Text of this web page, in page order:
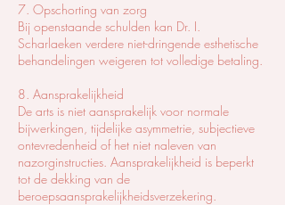
7. Opschorting van zorg
Bij openstaande schulden kan Dr. I.
Scharlaeken verdere niet-dringende esthetische
behandelingen weigeren tot volledige betaling.
8. Aansprakelijkheid
De arts is niet aansprakelijk voor normale
bijwerkingen, tijdelijke asymmetrie, subjectieve
ontevredenheid of het niet naleven van
nazorginstructies. Aansprakelijkheid is beperkt
tot de dekking van de
beroepsaansprakelijkheidsverzekering.